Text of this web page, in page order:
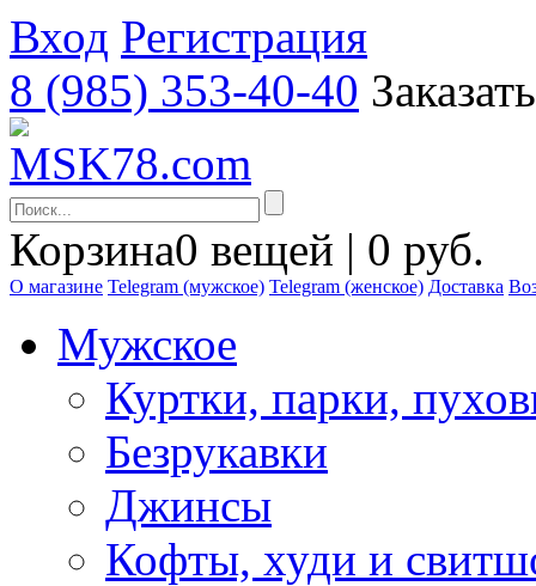
Вход Регистрация
8 (985) 353-40-40
Корзина0 вещей | 0 руб.
О магазине Telegram (мужское) Telegram (женское) Доставка
Мужское
Куртки, парки,
Безрукавки
Джинсы
Кофты, худи и